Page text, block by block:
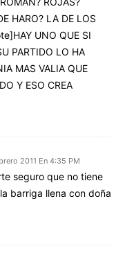
HARO? LA DE LOS
UNO QUE SI
PARTIDO LO HA
MAS VALIA QUE
Y ESO CREA
2011 En 4:35 PM
seguro que no tiene
barriga llena con doña